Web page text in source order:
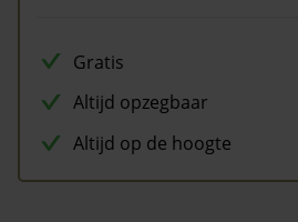
Gratis
Altijd opzegbaar
Altijd op de hoogte